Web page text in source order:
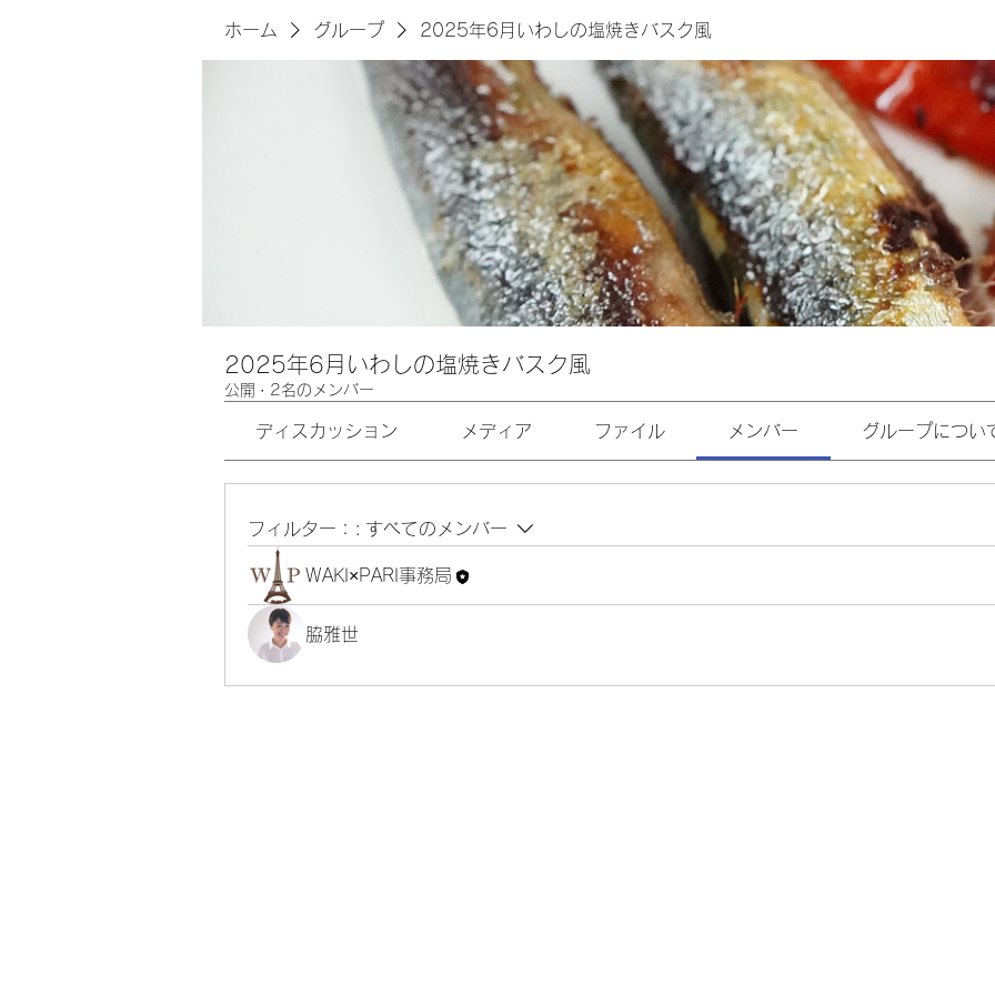
ホーム グループ 2025年6月いわしの塩焼きバスク風
2025年6月いわしの塩焼きバスク風
公開 · 2名のメンバー
ディスカッション メディア ファイル メンバー グループについ
フィルター：: すべてのメンバー
WAKI×PARI事務局
脇雅世